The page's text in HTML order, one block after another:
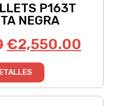
P163T
NEGRA
€2,550.00